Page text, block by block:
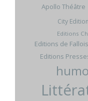
Apollo Théâtre
City
Editions
Editions de Fallois
Editions